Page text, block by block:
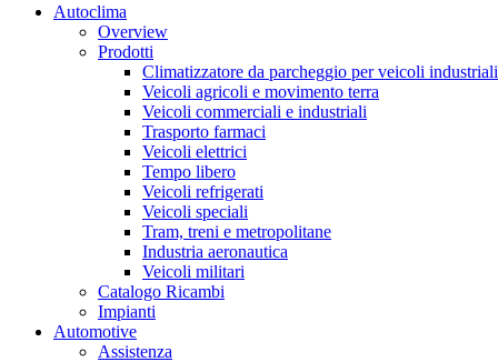
Autoclima
Overview
Prodotti
Climatizzatore da parcheggio per veicoli industriali
Veicoli agricoli e movimento terra
Veicoli commerciali e industriali
Trasporto farmaci
Veicoli elettrici
Tempo libero
Veicoli refrigerati
Veicoli speciali
Tram, treni e metropolitane
Industria aeronautica
Veicoli militari
Catalogo Ricambi
Impianti
Automotive
Assistenza